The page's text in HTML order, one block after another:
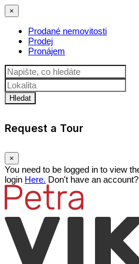
×
Prodané nemovitosti
Prodej
Pronájem
Hledat
Request a Tour
×
You need to be logged in to view
login Here. Don't have an account?